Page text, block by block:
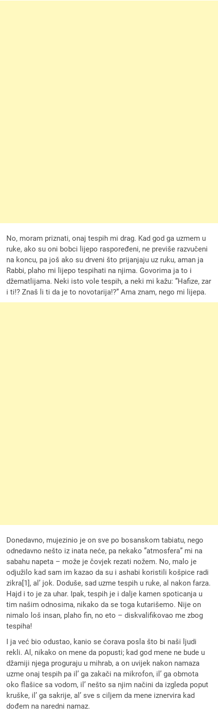
No, moram priznati, onaj tespih mi drag. Kad god ga uzmem u
ruke, ako su oni bobci lijepo raspoređeni, ne previše razvučeni
na koncu, pa još ako su drveni što prijanjaju uz ruku, aman ja
Rabbi, plaho mi lijepo tespihati na njima. Govorima ja to i
džematlijama. Neki isto vole tespih, a neki mi kažu: ”Hafize, zar
i ti!? Znaš li ti da je to novotarija!?” Ama znam, nego mi lijepa.
Donedavno, mujezinio je on sve po bosanskom tabiatu, nego
odnedavno nešto iz inata neće, pa nekako ”atmosfera” mi na
sabahu napeta – može je čovjek rezati nožem. No, malo je
odjužilo kad sam im kazao da su i ashabi koristili košpice radi
zikra[1], al’ jok. Doduše, sad uzme tespih u ruke, al nakon farza.
Hajd i to je za uhar. Ipak, tespih je i dalje kamen spoticanja u
tim našim odnosima, nikako da se toga kutarišemo. Nije on
nimalo loš insan, plaho fin, no eto – diskvalifikovao me zbog
tespiha!
I ja već bio odustao, kanio se ćorava posla što bi naši ljudi
rekli. Al, nikako on mene da popusti; kad god mene ne bude u
džamiji njega proguraju u mihrab, a on uvijek nakon namaza
uzme onaj tespih pa il’ ga zakači na mikrofon, il’ ga obmota
oko flašice sa vodom, il’ nešto sa njim načini da izgleda poput
kruške, il’ ga sakrije, al’ sve s ciljem da mene iznervira kad
dođem na naredni namaz.